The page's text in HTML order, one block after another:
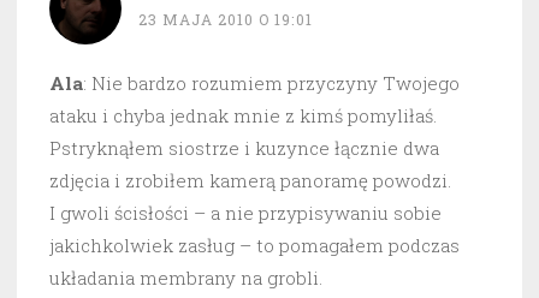
23 MAJA 2010 O 19:01
Ala: Nie bardzo rozumiem przyczyny Twojego
ataku i chyba jednak mnie z kimś pomyliłaś.
Pstryknąłem siostrze i kuzynce łącznie dwa
zdjęcia i zrobiłem kamerą panoramę powodzi.
I gwoli ścisłości – a nie przypisywaniu sobie
jakichkolwiek zasług – to pomagałem podczas
układania membrany na grobli.